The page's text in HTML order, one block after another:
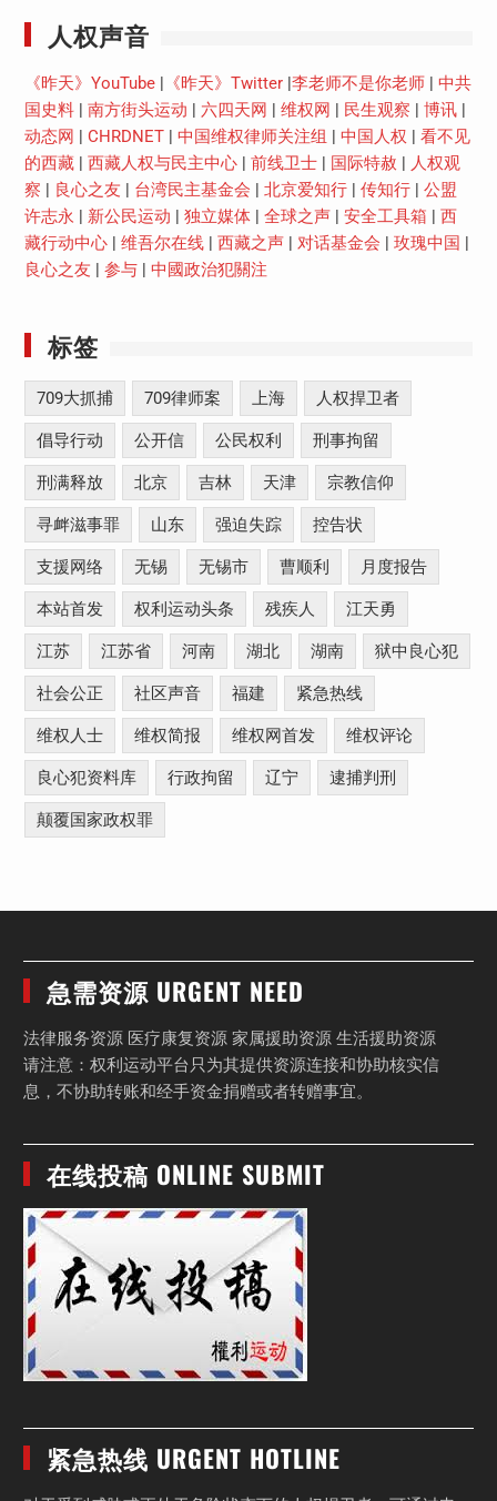
人权声音
《昨天》YouTube| 《昨天》Twitter| 李老师不是你老师| 中共
国史料| 南方街头运动 六四天网 维权网 民生观察 博讯|
动态网
CHRDNET| 中国维权律师关注组 中国人权
看不见
的西藏| 西藏人权与民主中心| 前线卫士| 国际特赦
人权观
察
良心之友 台湾民主基金会 北京爱知行| 传知行| 公盟
许志永
新公民运动 独立媒体| 全球之声| 安全工具箱
西
藏行动中心| 维吾尔在线| 西藏之声| 对话基金会 玫瑰中国
良心之友
参与| 中國政治犯關注
标签
709大抓捕 709律师案 上海 人权捍卫者
倡导行动 公开信 公民权利 刑事拘留
刑满释放 北京 吉林 天津 宗教信仰
寻衅滋事罪 山东 强迫失踪 控告状
支援网络 无锡 无锡市 曹顺利 月度报告
本站首发 权利运动头条 残疾人 江天勇
江苏 江苏省 河南 湖北 湖南 狱中良心犯
社会公正 社区声音 福建 紧急热线
维权人士 维权简报 维权网首发 维权评论
良心犯资料库 行政拘留 辽宁 逮捕判刑
颠覆国家政权罪
急需资源 URGENT NEED
法律服务资源 医疗康复资源 家属援助资源 生活援助资源
请注意：权利运动平台只为其提供资源连接和协助核实信
息，不协助转账和经手资金捐赠或者转赠事宜。
在线投稿 ONLINE SUBMIT
紧急热线 URGENT HOTLINE